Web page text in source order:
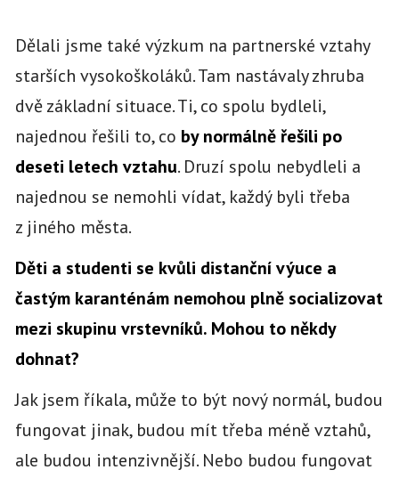
Dělali jsme také výzkum na partnerské vztahy
starších vysokoškoláků. Tam nastávaly zhruba
dvě základní situace. Ti, co spolu bydleli,
najednou řešili to, co by normálně řešili po
deseti letech vztahu. Druzí spolu nebydleli a
najednou se nemohli vídat, každý byli třeba
z jiného města.
Děti a studenti se kvůli distanční výuce a
častým karanténám nemohou plně socializovat
mezi skupinu vrstevníků. Mohou to někdy
dohnat?
Jak jsem říkala, může to být nový normál, budou
fungovat jinak, budou mít třeba méně vztahů,
ale budou intenzivnější. Nebo budou fungovat